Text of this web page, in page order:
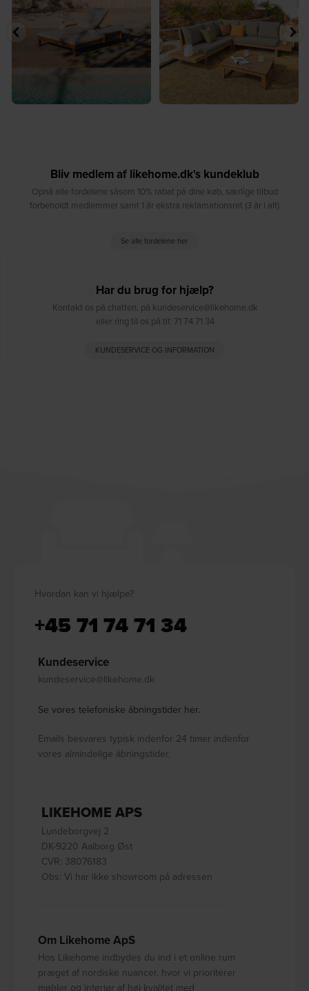
8 0
8 0
Bliv medlem af likehome.dk's kundeklub
Opnå alle fordelene såsom 10% rabat på dine køb, særlige tilbud
forbeholdt medlemmer samt 1 år ekstra reklamationsret (3 år i alt)
Se alle fordelene her
Har du brug for hjælp?
Kontakt os på chatten, på kundeservice@likehome.dk
eller ring til os på tlf. 71 74 71 34
KUNDESERVICE OG INFORMATION
Hvordan kan vi hjælpe?
+45 71 74 71 34
Kundeservice
kundeservice@likehome.dk
Se vores telefoniske åbningstider her.
Emails besvares typisk indenfor 24 timer indenfor
vores almindelige åbningstider.
LIKEHOME APS
Lundeborgvej 2
DK-9220 Aalborg Øst
CVR: 38076183
Obs: Vi har ikke showroom på adressen
Om Likehome ApS
Hos Likehome indbydes du ind i et online rum
præget af nordiske nuancer, hvor vi prioriterer
møbler og interiør af høj kvalitet med